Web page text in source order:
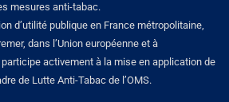
mesures anti-tabac.
d’utilité publique en France métropolitaine,
dans l’Union européenne et à
participe activement à la mise en application de
de Lutte Anti-Tabac de l’OMS.